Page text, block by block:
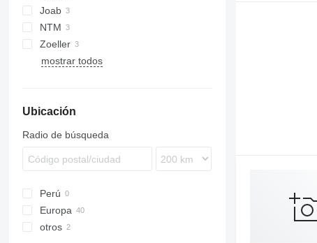
Joab
Anaconda
Econic
NTM
Zoeller
mostrar todos
Ubicación
Radio de búsqueda
Perú
Europa
otros